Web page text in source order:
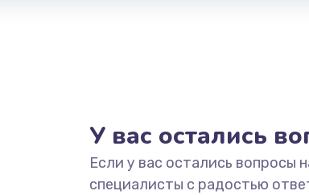
У вас остались
Если у вас остались вопросы
специалисты с радостью